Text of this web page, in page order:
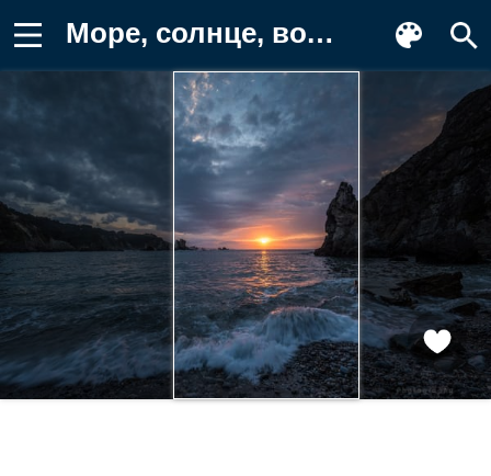
Море, солнце, волны, закат, камни Заставка на телефон